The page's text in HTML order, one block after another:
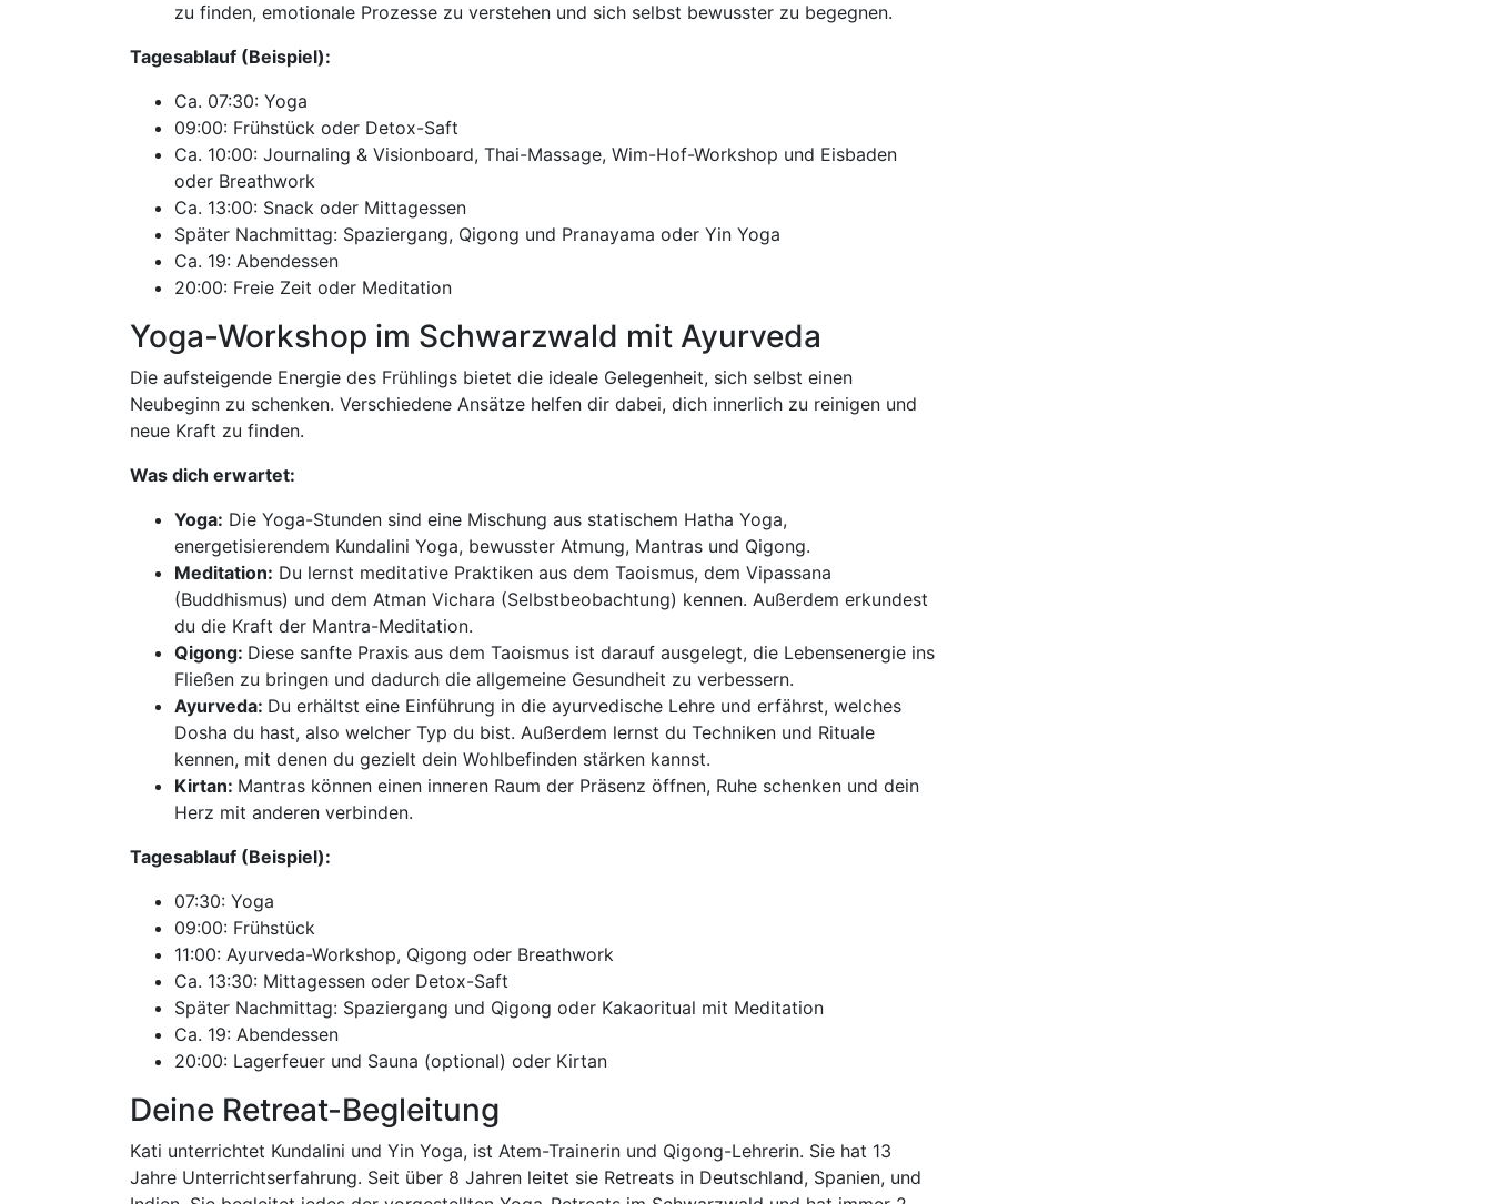
zu finden, emotionale Prozesse zu verstehen und sich selbst bewusster zu begegnen.
Tagesablauf (Beispiel):
Ca. 07:30: Yoga
09:00: Frühstück oder Detox-Saft
Ca. 10:00: Journaling & Visionboard, Thai-Massage, Wim-Hof-Workshop und Eisbaden
oder Breathwork
Ca. 13:00: Snack oder Mittagessen
Später Nachmittag: Spaziergang, Qigong und Pranayama oder Yin Yoga
Ca. 19: Abendessen
20:00: Freie Zeit oder Meditation
Yoga-Workshop im Schwarzwald mit Ayurveda
Die aufsteigende Energie des Frühlings bietet die ideale Gelegenheit, sich selbst einen
Neubeginn zu schenken. Verschiedene Ansätze helfen dir dabei, dich innerlich zu reinigen und
neue Kraft zu finden.
Was dich erwartet:
Yoga: Die Yoga-Stunden sind eine Mischung aus statischem Hatha Yoga,
energetisierendem Kundalini Yoga, bewusster Atmung, Mantras und Qigong.
Meditation: Du lernst meditative Praktiken aus dem Taoismus, dem Vipassana
(Buddhismus) und dem Atman Vichara (Selbstbeobachtung) kennen. Außerdem erkundest
du die Kraft der Mantra-Meditation.
Qigong: Diese sanfte Praxis aus dem Taoismus ist darauf ausgelegt, die Lebensenergie ins
Fließen zu bringen und dadurch die allgemeine Gesundheit zu verbessern.
Ayurveda: Du erhältst eine Einführung in die ayurvedische Lehre und erfährst, welches
Dosha du hast, also welcher Typ du bist. Außerdem lernst du Techniken und Rituale
kennen, mit denen du gezielt dein Wohlbefinden stärken kannst.
Kirtan: Mantras können einen inneren Raum der Präsenz öffnen, Ruhe schenken und dein
Herz mit anderen verbinden.
Tagesablauf (Beispiel):
07:30: Yoga
09:00: Frühstück
11:00: Ayurveda-Workshop, Qigong oder Breathwork
Ca. 13:30: Mittagessen oder Detox-Saft
Später Nachmittag: Spaziergang und Qigong oder Kakaoritual mit Meditation
Ca. 19: Abendessen
20:00: Lagerfeuer und Sauna (optional) oder Kirtan
Deine Retreat-Begleitung
Kati unterrichtet Kundalini und Yin Yoga, ist Atem-Trainerin und Qigong-Lehrerin. Sie hat 13
Jahre Unterrichtserfahrung. Seit über 8 Jahren leitet sie Retreats in Deutschland, Spanien, und